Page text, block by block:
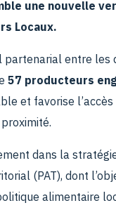
une nouvelle
Locaux.
partenarial entre les
57 producteurs
et favorise l’accès
dans la
(PAT), dont
alimentaire